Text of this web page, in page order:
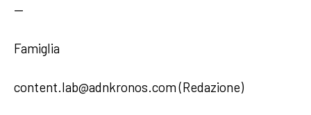
—
Famiglia
content.lab@adnkronos.com (Redazione)